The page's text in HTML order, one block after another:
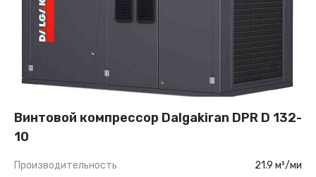
Винтовой компрессор Dalgakiran DPR D 132-
10
Производительность 21.9 м³/ми